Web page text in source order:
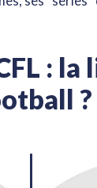
: la
?